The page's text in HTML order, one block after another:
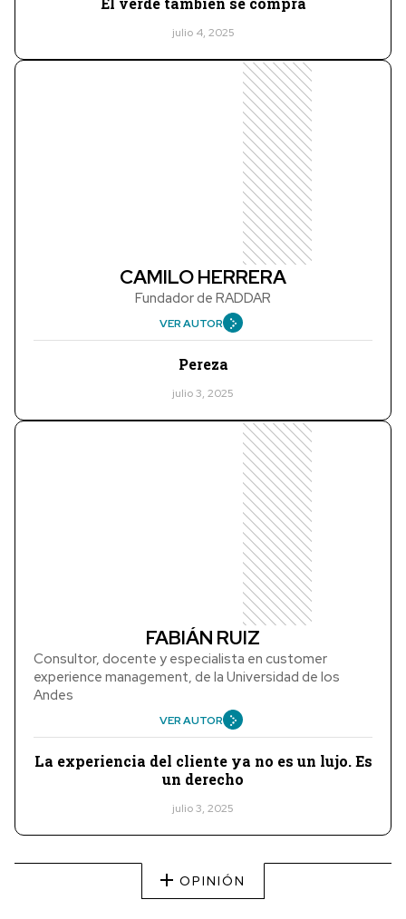
julio 4, 2025
CAMILO HERRERA
Fundador de RADDAR
VER AUTOR
Pereza
julio 3, 2025
FABIÁN RUIZ
Consultor, docente y especialista en customer
experience management, de la Universidad de los
Andes
VER AUTOR
La experiencia del cliente ya no es un lujo. Es
un derecho
julio 3, 2025
OPINIÓN